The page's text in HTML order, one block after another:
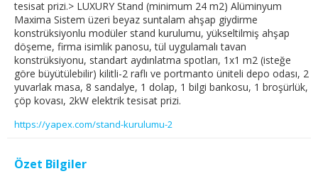
tesisat prizi.> LUXURY Stand (minimum 24 m2) Alüminyum
Maxima Sistem üzeri beyaz suntalam ahşap giydirme
konstrüksiyonlu modüler stand kurulumu, yükseltilmiş ahşap
döşeme, firma isimlik panosu, tül uygulamalı tavan
konstrüksiyonu, standart aydınlatma spotları, 1x1 m2 (isteğe
göre büyütülebilir) kilitli-2 raflı ve portmanto üniteli depo odası, 2
yuvarlak masa, 8 sandalye, 1 dolap, 1 bilgi bankosu, 1 broşürlük,
çöp kovası, 2kW elektrik tesisat prizi.
https://yapex.com/stand-kurulumu-2
Özet Bilgiler